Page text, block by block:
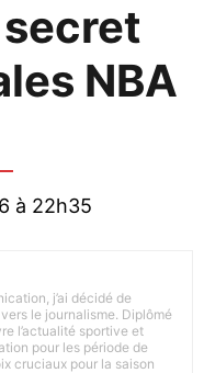
NBA
à 22h35
j’ai décidé de
le journalisme. Diplômé
l’actualité sportive et
pour les période de
cruciaux pour la saison